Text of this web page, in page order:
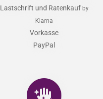
Lastschrift und Ratenkauf by
Klarna
Vorkasse
PayPal